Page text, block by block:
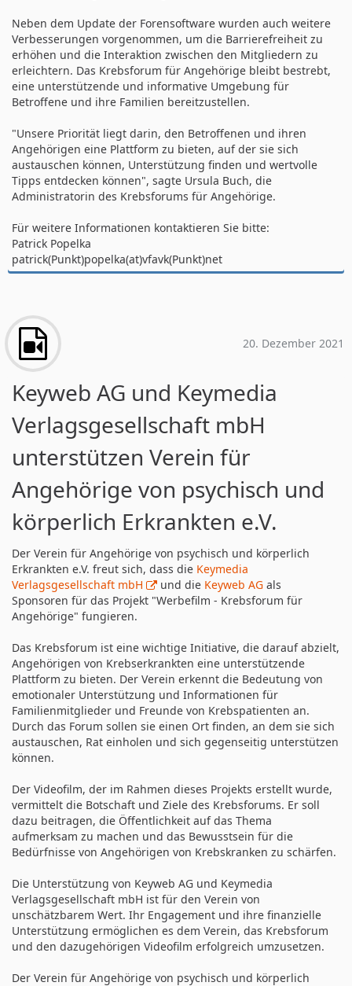
Neben dem Update der Forensoftware wurden auch weitere
Verbesserungen vorgenommen, um die Barrierefreiheit zu
erhöhen und die Interaktion zwischen den Mitgliedern zu
erleichtern. Das Krebsforum für Angehörige bleibt bestrebt,
eine unterstützende und informative Umgebung für
Betroffene und ihre Familien bereitzustellen.
"Unsere Priorität liegt darin, den Betroffenen und ihren
Angehörigen eine Plattform zu bieten, auf der sie sich
austauschen können, Unterstützung finden und wertvolle
Tipps entdecken können", sagte Ursula Buch, die
Administratorin des Krebsforums für Angehörige.
Für weitere Informationen kontaktieren Sie bitte:
Patrick Popelka
patrick(Punkt)popelka(at)vfavk(Punkt)net
20. Dezember 2021
Keyweb AG und Keymedia
Verlagsgesellschaft mbH
unterstützen Verein für
Angehörige von psychisch und
körperlich Erkrankten e.V.
Der Verein für Angehörige von psychisch und körperlich
Erkrankten e.V. freut sich, dass die Keymedia
Verlagsgesellschaft mbH
und die Keyweb AG als
Sponsoren für das Projekt "Werbefilm - Krebsforum für
Angehörige" fungieren.
Das Krebsforum ist eine wichtige Initiative, die darauf abzielt,
Angehörigen von Krebserkrankten eine unterstützende
Plattform zu bieten. Der Verein erkennt die Bedeutung von
emotionaler Unterstützung und Informationen für
Familienmitglieder und Freunde von Krebspatienten an.
Durch das Forum sollen sie einen Ort finden, an dem sie sich
austauschen, Rat einholen und sich gegenseitig unterstützen
können.
Der Videofilm, der im Rahmen dieses Projekts erstellt wurde,
vermittelt die Botschaft und Ziele des Krebsforums. Er soll
dazu beitragen, die Öffentlichkeit auf das Thema
aufmerksam zu machen und das Bewusstsein für die
Bedürfnisse von Angehörigen von Krebskranken zu schärfen.
Die Unterstützung von Keyweb AG und Keymedia
Verlagsgesellschaft mbH ist für den Verein von
unschätzbarem Wert. Ihr Engagement und ihre finanzielle
Unterstützung ermöglichen es dem Verein, das Krebsforum
und den dazugehörigen Videofilm erfolgreich umzusetzen.
Der Verein für Angehörige von psychisch und körperlich